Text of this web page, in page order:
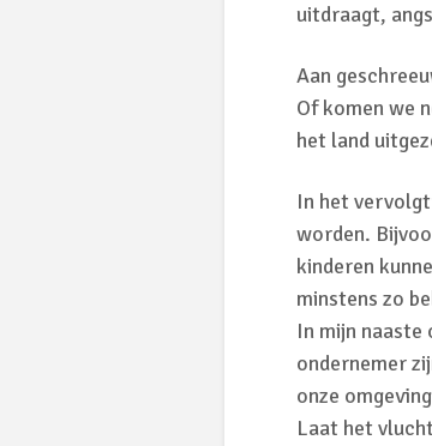
uitdraagt,
Aan
Of komen we
het land
In het
worden.
kinderen
minstens zo
In mijn naaste
ondernemer
onze
Laat het